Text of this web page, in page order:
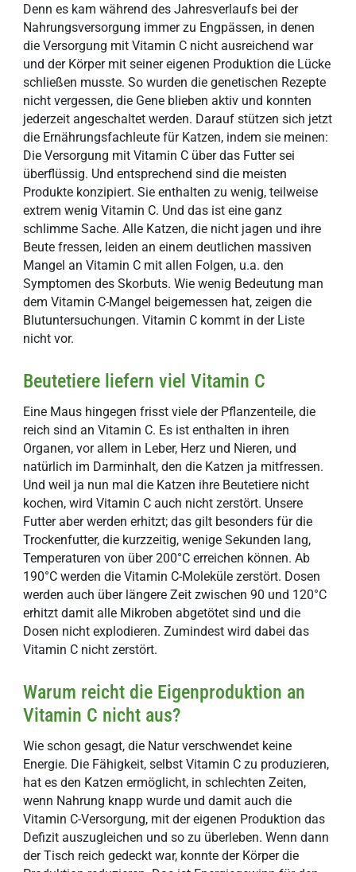
Denn es kam während des Jahresverlaufs bei der
Nahrungsversorgung immer zu Engpässen, in denen
die Versorgung mit Vitamin C nicht ausreichend war
und der Körper mit seiner eigenen Produktion die Lücke
schließen musste. So wurden die genetischen Rezepte
nicht vergessen, die Gene blieben aktiv und konnten
jederzeit angeschaltet werden. Darauf stützen sich jetzt
die Ernährungsfachleute für Katzen, indem sie meinen:
Die Versorgung mit Vitamin C über das Futter sei
überflüssig. Und entsprechend sind die meisten
Produkte konzipiert. Sie enthalten zu wenig, teilweise
extrem wenig Vitamin C. Und das ist eine ganz
schlimme Sache. Alle Katzen, die nicht jagen und ihre
Beute fressen, leiden an einem deutlichen massiven
Mangel an Vitamin C mit allen Folgen, u.a. den
Symptomen des Skorbuts. Wie wenig Bedeutung man
dem Vitamin C-Mangel beigemessen hat, zeigen die
Blutuntersuchungen. Vitamin C kommt in der Liste
nicht vor.
Beutetiere liefern viel Vitamin C
Eine Maus hingegen frisst viele der Pflanzenteile, die
reich sind an Vitamin C. Es ist enthalten in ihren
Organen, vor allem in Leber, Herz und Nieren, und
natürlich im Darminhalt, den die Katzen ja mitfressen.
Und weil ja nun mal die Katzen ihre Beutetiere nicht
kochen, wird Vitamin C auch nicht zerstört. Unsere
Futter aber werden erhitzt; das gilt besonders für die
Trockenfutter, die kurzzeitig, wenige Sekunden lang,
Temperaturen von über 200°C erreichen können. Ab
190°C werden die Vitamin C-Moleküle zerstört. Dosen
werden auch über längere Zeit zwischen 90 und 120°C
erhitzt damit alle Mikroben abgetötet sind und die
Dosen nicht explodieren. Zumindest wird dabei das
Vitamin C nicht zerstört.
Warum reicht die Eigenproduktion an
Vitamin C nicht aus?
Wie schon gesagt, die Natur verschwendet keine
Energie. Die Fähigkeit, selbst Vitamin C zu produzieren,
hat es den Katzen ermöglicht, in schlechten Zeiten,
wenn Nahrung knapp wurde und damit auch die
Vitamin C-Versorgung, mit der eigenen Produktion das
Defizit auszugleichen und so zu überleben. Wenn dann
der Tisch reich gedeckt war, konnte der Körper die